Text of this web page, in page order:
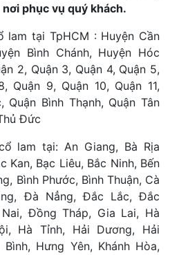
phục vụ quý khách.
tại TpHCM : Huyện Cần
Bình Chánh, Huyện Hóc
2, Quận 3, Quận 4, Quận 5,
Quận 9, Quận 10, Quận 11,
Quận Bình Thạnh, Quận Tân
Đức
lam tại: An Giang, Bà Rịa
Kan, Bạc Liêu, Bắc Ninh, Bến
Bình Phước, Bình Thuận, Cà
Đà Nẳng, Đắc Lắc, Đắc
Đồng Tháp, Gia Lai, Hà
Hà Tỉnh, Hải Dương, Hải
Hưng Yên, Khánh Hòa,